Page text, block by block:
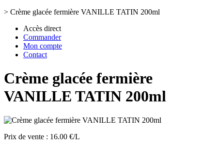
> Crème glacée fermière VANILLE TATIN 200ml
Accès direct
Commander
Mon compte
Contact
Crème glacée fermière
VANILLE TATIN 200ml
Prix de vente : 16.00 €/L